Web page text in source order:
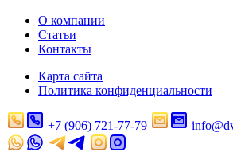
О компании
Статьи
Контакты
Карта сайта
Политика конфиденциальности
+7 (906) 721-77-79